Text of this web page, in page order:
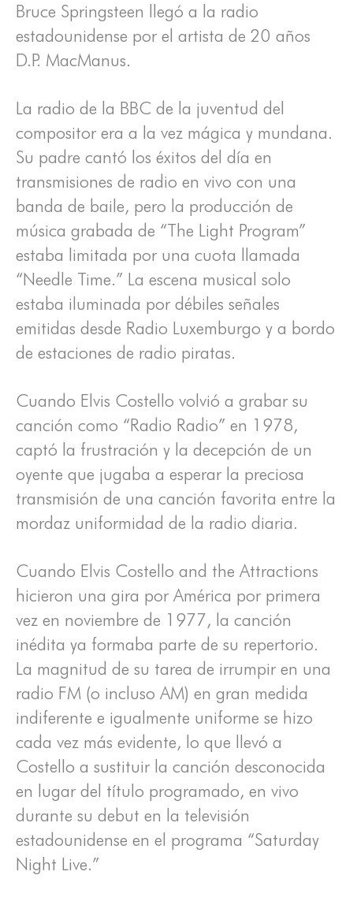
Bruce Springsteen llegó a la radio
estadounidense por el artista de 20 años
D.P. MacManus.
La radio de la BBC de la juventud del
compositor era a la vez mágica y mundana.
Su padre cantó los éxitos del día en
transmisiones de radio en vivo con una
banda de baile, pero la producción de
música grabada de “The Light Program”
estaba limitada por una cuota llamada
“Needle Time.” La escena musical solo
estaba iluminada por débiles señales
emitidas desde Radio Luxemburgo y a bordo
de estaciones de radio piratas.
Cuando Elvis Costello volvió a grabar su
canción como “Radio Radio” en 1978,
captó la frustración y la decepción de un
oyente que jugaba a esperar la preciosa
transmisión de una canción favorita entre la
mordaz uniformidad de la radio diaria.
Cuando Elvis Costello and the Attractions
hicieron una gira por América por primera
vez en noviembre de 1977, la canción
inédita ya formaba parte de su repertorio.
La magnitud de su tarea de irrumpir en una
radio FM (o incluso AM) en gran medida
indiferente e igualmente uniforme se hizo
cada vez más evidente, lo que llevó a
Costello a sustituir la canción desconocida
en lugar del título programado, en vivo
durante su debut en la televisión
estadounidense en el programa “Saturday
Night Live.”